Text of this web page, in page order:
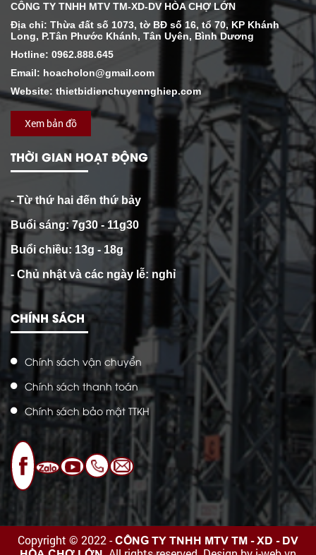
CÔNG TY TNHH MTV TM-XD-DV HÒA CHỢ LỚN
Địa chỉ: Thừa đất số 1073, tờ BĐ số 16, tổ 70, KP Khánh
Long, P.Tân Phước Khánh, Tân Uyên, Bình Dương
Hotline: 0962.888.645
Email: hoacholon@gmail.com
Website: thietbidienchuyennghiep.com
Xem bản đồ
THỜI GIAN HOẠT ĐỘNG
- Từ thứ hai đến thứ bảy
Buổi sáng: 7g30 - 11g30
Buổi chiều: 13g - 18g
- Chủ nhật và các ngày lễ: nghỉ
CHÍNH SÁCH
Chính sách vận chuyển
Chính sách thanh toán
Chính sách bảo mật TTKH
Copyright © 2022 -CÔNG TY TNHH MTV TM - XD - DV